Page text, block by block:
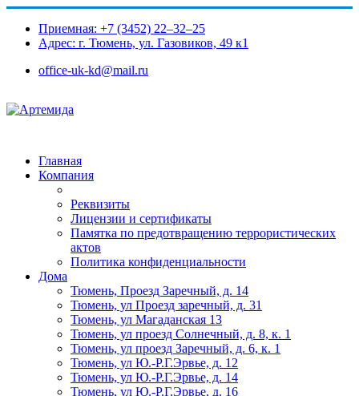
Приемная: +7 (3452) 22‒32‒25
Адрес: г. Тюмень, ул. Газовиков, 49 к1​
office-uk-kd@mail.ru
Главная
Компания
Реквизиты
Лицензии и сертификаты
Памятка по предотвращению террористических
актов
Политика конфиденциальности
Дома
Тюмень, Проезд Заречный, д. 14
Тюмень, ул Проезд заречный, д. 31
Тюмень, ул Магаданская 13
Тюмень, ул проезд Солнечный, д. 8, к. 1
Тюмень, ул проезд Заречный, д. 6, к. 1
Тюмень, ул Ю.-Р.Г.Эрвье, д. 12
Тюмень, ул Ю.-Р.Г.Эрвье, д. 14
Тюмень, ул Ю.-Р.Г.Эрвье, д. 16